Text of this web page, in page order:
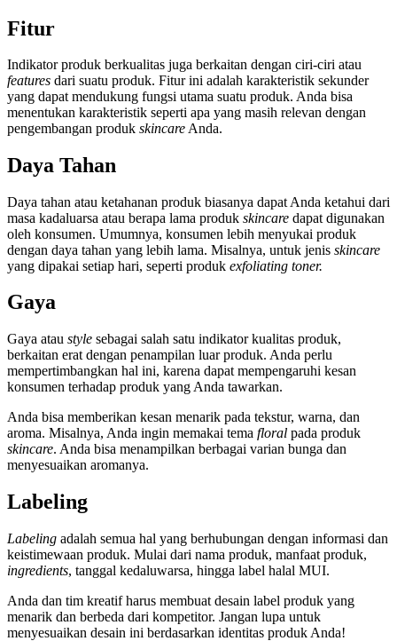
Fitur
Indikator produk berkualitas juga berkaitan dengan ciri-ciri atau
features dari suatu produk. Fitur ini adalah karakteristik sekunder
yang dapat mendukung fungsi utama suatu produk. Anda bisa
menentukan karakteristik seperti apa yang masih relevan dengan
pengembangan produk skincare Anda.
Daya Tahan
Daya tahan atau ketahanan produk biasanya dapat Anda ketahui dari
masa kadaluarsa atau berapa lama produk skincare dapat digunakan
oleh konsumen. Umumnya, konsumen lebih menyukai produk
dengan daya tahan yang lebih lama. Misalnya, untuk jenis skincare
yang dipakai setiap hari, seperti produk exfoliating toner.
Gaya
Gaya atau style sebagai salah satu indikator kualitas produk,
berkaitan erat dengan penampilan luar produk. Anda perlu
mempertimbangkan hal ini, karena dapat mempengaruhi kesan
konsumen terhadap produk yang Anda tawarkan.
Anda bisa memberikan kesan menarik pada tekstur, warna, dan
aroma. Misalnya, Anda ingin memakai tema floral pada produk
skincare. Anda bisa menampilkan berbagai varian bunga dan
menyesuaikan aromanya.
Labeling
Labeling adalah semua hal yang berhubungan dengan informasi dan
keistimewaan produk. Mulai dari nama produk, manfaat produk,
ingredients, tanggal kedaluwarsa, hingga label halal MUI.
Anda dan tim kreatif harus membuat desain label produk yang
menarik dan berbeda dari kompetitor. Jangan lupa untuk
menyesuaikan desain ini berdasarkan identitas produk Anda!